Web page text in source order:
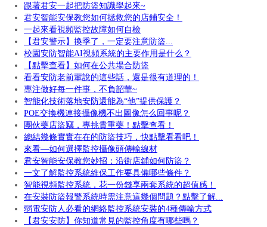
跟著君安一起把防盜知識學起來~
君安智能安保教您如何拯救您的店鋪安全！
一起來看視頻監控故障如何自檢
【君安警示】換季了，一定要注意防盜...
校園安防智能AI視頻系統的主要作用是什么？
【點擊查看】如何在公共場合防盜
看看安防老前輩說的這些話，還是很有道理的！
專注做好每一件事，不負韶華~
智能化技術落地安防還能為“他”提供保護？
POE交換機連接攝像機不出圖像怎么回事呢？
團伙藥店盜竊，專挑貴重藥！點擊查看！
總結幾條實實在在的防盜技巧，快點擊看看吧！
來看—如何選擇監控攝像頭傳輸線材
君安智能安保教您妙招：沿街店鋪如何防盜？
一文了解監控系統維保工作要具備哪些條件？
智能視頻監控系統，花一份錢享兩套系統的超值感！
在安裝防盜報警系統時需注意這幾個問題？點擊了解...
弱電安防人必看的網絡監控系統安裝的4種傳輸方式
【君安安防】你知道常見的監控角度有哪些嗎？